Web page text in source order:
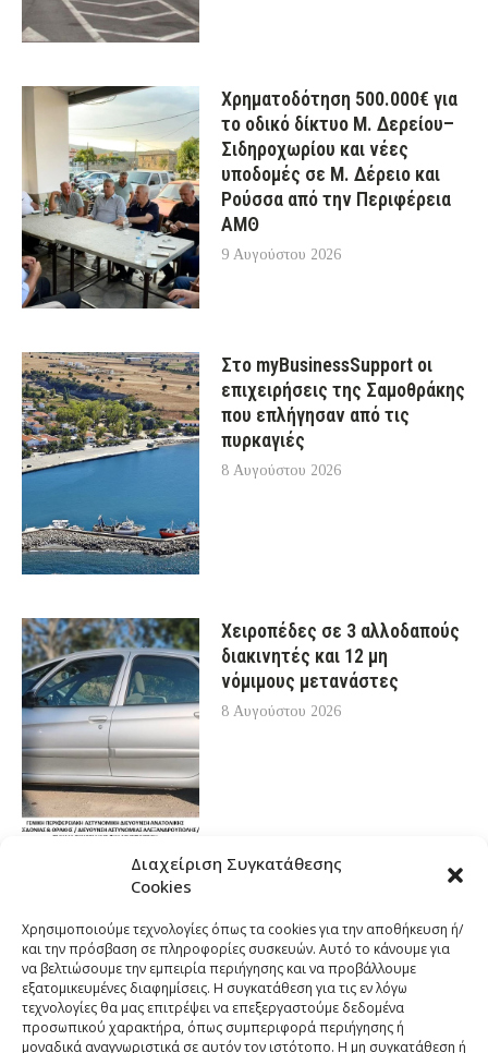
Διαχείριση Συγκατάθεσης
Cookies
Χρησιμοποιούμε τεχνολογίες όπως τα cookies για την αποθήκευση ή/
και την πρόσβαση σε πληροφορίες συσκευών. Αυτό το κάνουμε για
να βελτιώσουμε την εμπειρία περιήγησης και να προβάλλουμε
εξατομικευμένες διαφημίσεις. Η συγκατάθεση για τις εν λόγω
τεχνολογίες θα μας επιτρέψει να επεξεργαστούμε δεδομένα
προσωπικού χαρακτήρα, όπως συμπεριφορά περιήγησης ή
μοναδικά αναγνωριστικά σε αυτόν τον ιστότοπο. Η μη συγκατάθεση ή
Χρηματοδότηση 500.000€ για
το οδικό δίκτυο Μ. Δερείου–
Σιδηροχωρίου και νέες
υποδομές σε Μ. Δέρειο και
Ρούσσα από την Περιφέρεια
ΑΜΘ
9 Αυγούστου 2026
Στο myBusinessSupport οι
επιχειρήσεις της Σαμοθράκης
που επλήγησαν από τις
πυρκαγιές
8 Αυγούστου 2026
Χειροπέδες σε 3 αλλοδαπούς
διακινητές και 12 μη
νόμιμους μετανάστες
8 Αυγούστου 2026